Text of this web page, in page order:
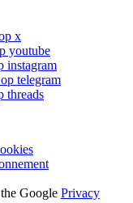
x
youtube
instagram
telegram
threads
Google Privacy